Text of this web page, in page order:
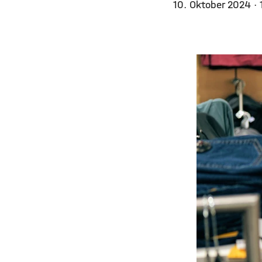
10. Oktober 2024 ·